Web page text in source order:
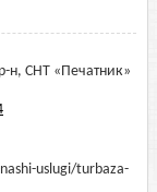
н, СНТ «Печатник»
uslugi/turbaza-